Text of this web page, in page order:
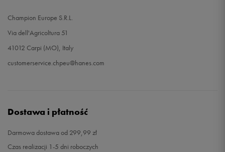
Champion Europe S.R.L.
Via dell'Agricoltura 51
41012 Carpi (MO), Italy
customerservice.chpeu@hanes.com
Dostawa i płatność
Darmowa dostawa od 299,99 zł
Czas realizacji 1-5 dni roboczych